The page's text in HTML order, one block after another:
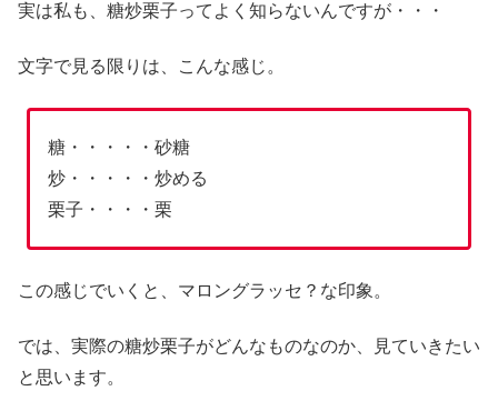
実は私も、糖炒栗子ってよく知らないんですが・・・
文字で見る限りは、こんな感じ。
糖・・・・・砂糖
炒・・・・・炒める
栗子・・・・栗
この感じでいくと、マロングラッセ？な印象。
では、実際の糖炒栗子がどんなものなのか、見ていきたい
と思います。